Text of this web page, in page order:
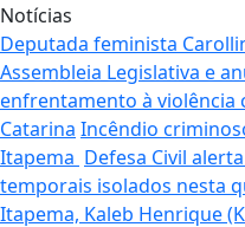
Notícias
Deputada feminista
Assembleia Legislativa e
enfrentamento à violência
Catarina Incêndio
Itapema Defesa Civil
temporais isolados nesta
Itapema, Kaleb Henrique